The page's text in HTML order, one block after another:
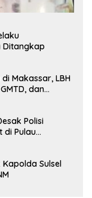
Ditangkap
Makassar, LBH
dan
Polisi
di Pulau
Kapolda Sulsel